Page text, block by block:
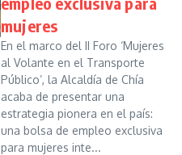
mujeres
En el marco del II Foro ‘Mujeres
al Volante en el Transporte
Público’, la Alcaldía de Chía
acaba de presentar una
estrategia pionera en el país:
una bolsa de empleo exclusiva
para mujeres inte...